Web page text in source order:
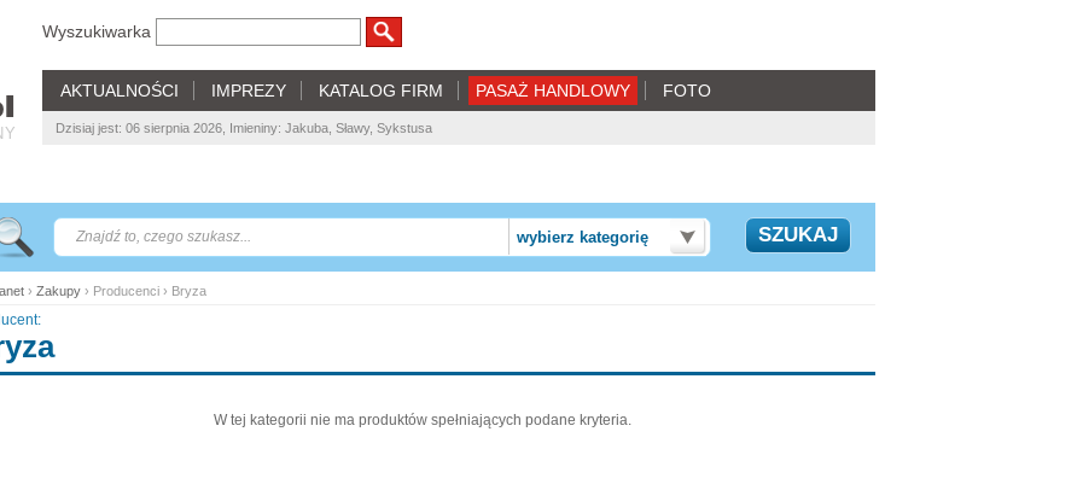
Wyszukiwarka
AKTUALNOŚCI IMPREZY KATALOG FIRM PASAŻ HANDLOWY FOTO
Dzisiaj jest: 06 sierpnia 2026, Imieniny: Jakuba, Sławy, Sykstusa
wybierz kategorię
› Zakupy › Producenci › Bryza
W tej kategorii nie ma produktów spełniających podane kryteria.